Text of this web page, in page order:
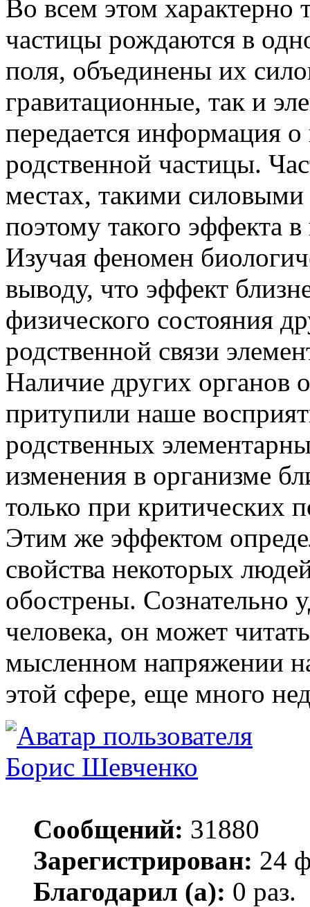
Во всем этом характерно
частицы рождаются в
поля, объединены их
гравитационные, так и
передается информация
родственной частицы.
местах, такими
поэтому такого эффекта
Изучая феномен
выводу, что эффект
физического состояния
родственной связи
Наличие других органов
притупили наше
родственных
изменения в организме
только при критических
Этим же эффектом
свойства некоторых
обострены. Сознательно
человека, он может
мысленном напряжении
этой сфере, еще много
Борис Шевченко
Сообщений: 31880
Зарегистрирован: 24
Благодарил (а): 0 раз.